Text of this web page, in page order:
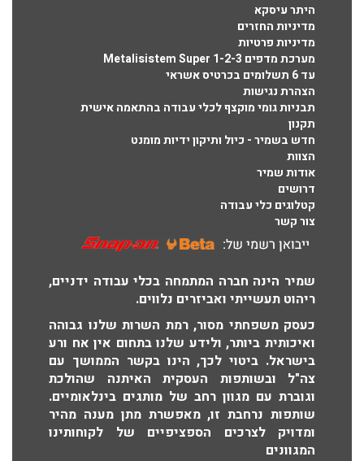
היתר עיסקא
מדיניות החזרים
מדיניות פרטיות
מערכת מדפים Metalisistem Super 1-2-3
עד 6 תשלומים בכרטיס אשראי
הצהרת נגישות
תבניות גומי מוקצף לכלי עבודה בהתאמה אישית
תקנון
חדש בשמיר - כיול ותיקון ידיות מומנט
הצוות
אודות שמיר
דרושים
קטלוגים כלי עבודה
צור קשר
שמיר הינה חברה המתמחה בכלי עבודה ידניים,
ריהוט תעשייתי ואביזרים נלווים.
כעסק משפחתי מסור, רמת השרות שלנו גבוהה
ואיכותית ביותר, ולידע שלנו בתחום אין אח ורע
בישראל. ביטוי לכך, הינו בקשר הממושך עם
צה"ל ובשותפות העסקית האיתנה שהולכת
וגוברת עם מגוון רחב של מותגים בינלאומיים.
שותפות נרחבת זו, מאפשרת מתן מענה מהיר
ומדויק לצרכים הספציפיים של לקוחותינו
המגוונים